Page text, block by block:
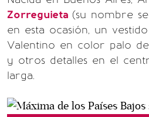
Zorreguieta (su nombre
en esta ocasión, un
Valentino en color palo
y otros detalles en el
larga.